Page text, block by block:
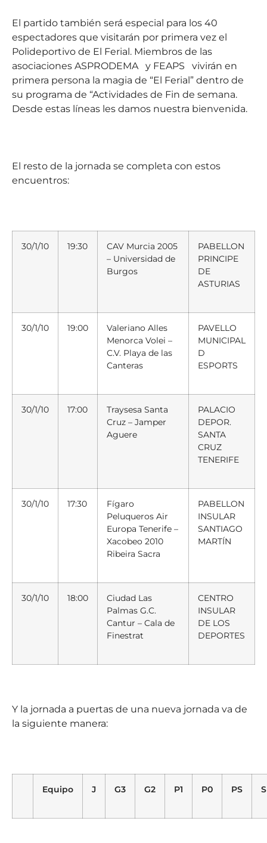
El partido también será especial para los 40
espectadores que visitarán por primera vez el
Polideportivo de El Ferial. Miembros de las
asociaciones ASPRODEMA y FEAPS
vivirán en
primera persona la magia de “El Ferial” dentro de
su programa de “Actividades de Fin de semana.
Desde estas líneas les damos nuestra bienvenida.
El resto de la jornada se completa con estos
encuentros:
30/1/10 19:30
CAV Murcia 2005
– Universidad de
Burgos
PABELLON
PRINCIPE
DE
ASTURIAS
30/1/10 19:00
Valeriano Alles
Menorca Volei –
C.V. Playa de las
Canteras
PAVELLO
MUNICIPAL
D
ESPORTS
30/1/10 17:00
Traysesa Santa
Cruz – Jamper
Aguere
PALACIO
DEPOR.
SANTA
CRUZ
TENERIFE
30/1/10 17:30
Fígaro
Peluqueros Air
Europa Tenerife –
Xacobeo 2010
Ribeira Sacra
PABELLON
INSULAR
SANTIAGO
MARTÍN
30/1/10 18:00
Ciudad Las
Palmas G.C.
Cantur – Cala de
Finestrat
CENTRO
INSULAR
DE LOS
DEPORTES
Y la jornada a puertas de una nueva jornada va de
la siguiente manera:
Equipo J G3 G2 P1 P0 PS